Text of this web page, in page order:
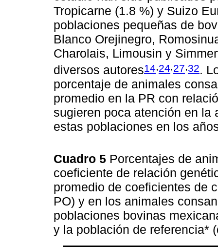
Tropicarne (1.8 %) y Suizo
poblaciones pequeñas de
Blanco Orejinegro,
Charolais, Limousin y
diversos autores14,24,27,32.
porcentaje de animales
promedio en la PR con
sugieren poca atención en la
estas poblaciones en los
Cuadro 5 Porcentajes de
coeficiente de relación
promedio de coeficientes de
PO) y en los animales
poblaciones bovinas
y la población de referencia*